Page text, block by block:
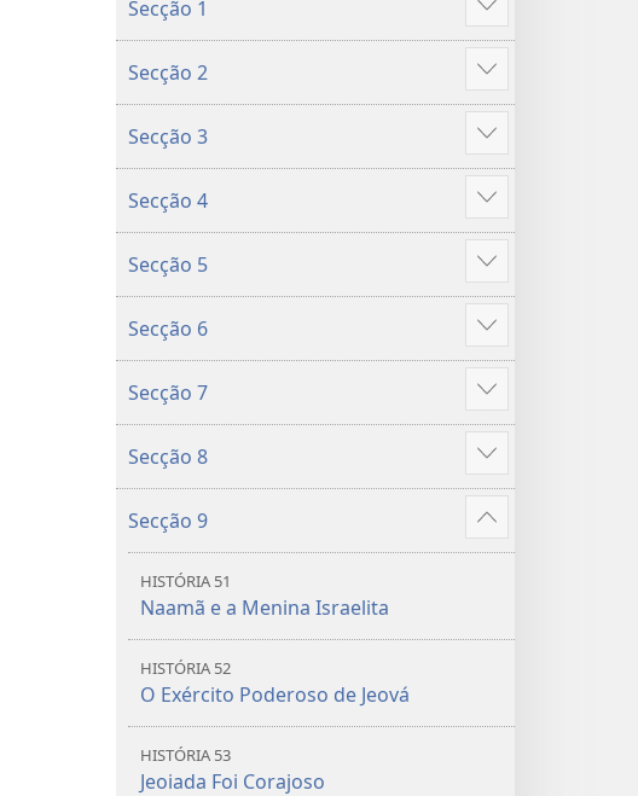
BíbliaBíblia
Secção 1
Mostrar
mais
Secção 2
Mostrar
mais
Secção 3
Mostrar
mais
Secção 4
Mostrar
mais
Secção 5
Mostrar
mais
Secção 6
Mostrar
mais
Secção 7
Mostrar
mais
Secção 8
Mostrar
mais
Secção 9
Mostrar
mais
HISTÓRIA 51
Naamã e a Menina Israelita
HISTÓRIA 52
O Exército Poderoso de Jeová
HISTÓRIA 53
Jeoiada Foi Corajoso